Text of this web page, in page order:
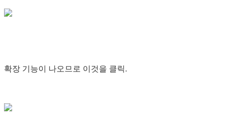
확장 기능이 나오므로 이것을 클릭.